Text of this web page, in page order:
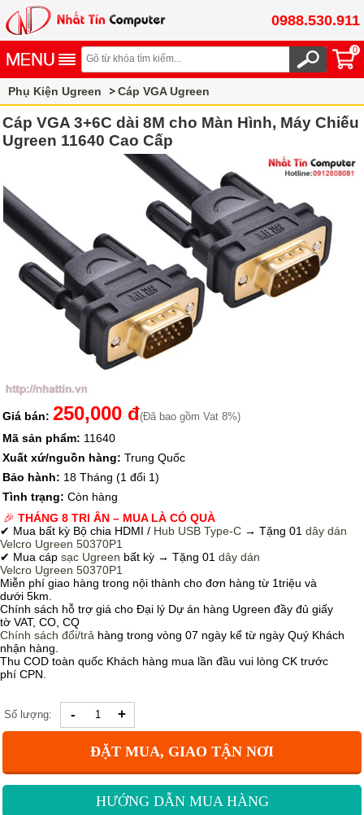
0988.530.911
0
Phụ Kiện Ugreen Cáp VGA Ugreen
Cáp VGA 3+6C dài 8M cho Màn Hình, Máy Chiếu
Ugreen 11640 Cao Cấp
Giá bán: 250,000 đ(Đã bao gồm Vat 8%)
Mã sản phẩm: 11640
Xuất xứ/nguồn hàng: Trung Quốc
Bảo hành: 18 Tháng (1 đổi 1)
Tình trạng: Còn hàng
🎉 THÁNG 8 TRI ÂN – MUA LÀ CÓ QUÀ
✔ Mua bất kỳ Bộ chia HDMI / Hub USB Type-C → Tặng 01 dây dán
Velcro Ugreen 50370P1
✔ Mua cáp sạc Ugreen bất kỳ → Tặng 01 dây dán
Velcro Ugreen 50370P1
Miễn phí giao hàng trong nội thành cho đơn hàng từ 1triệu và
dưới 5km.
Chính sách hỗ trợ giá cho Đại lý Dự án hàng Ugreen đầy đủ giấy
tờ VAT, CO, CQ
Chính sách đổi/trả hàng trong vòng 07 ngày kể từ ngày Quý Khách
nhận hàng.
Thu COD toàn quốc Khách hàng mua lần đầu vui lòng CK trước
phí CPN.
Số lượng: - +
ĐẶT MUA, GIAO TẬN NƠI
HƯỚNG DẪN MUA HÀNG